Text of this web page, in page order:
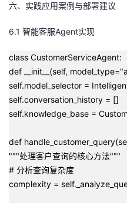
六、实践应用案例与部署建议
6.1 智能客服Agent实现
class CustomerServiceAgent:
def __init__(self,
self.model_selector =
self.conversation_history = []
self.knowledge_base =
def
"""处理客户查询的核心方法"""
# 分析查询复杂度
complexity =